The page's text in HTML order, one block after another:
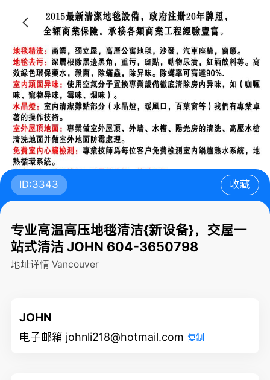
ID:3343 收藏
专业高温高压地毯清洁{新设备}，交屋一
站式清洁 JOHN 604-3650798
地址详情 Vancouver
JOHN
电子邮箱 johnli218@hotmail.com 复制